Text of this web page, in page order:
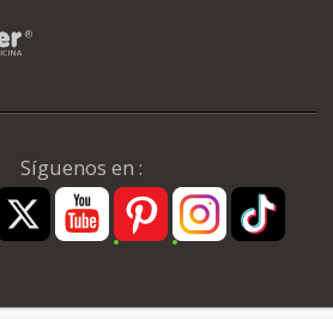
Síguenos en :